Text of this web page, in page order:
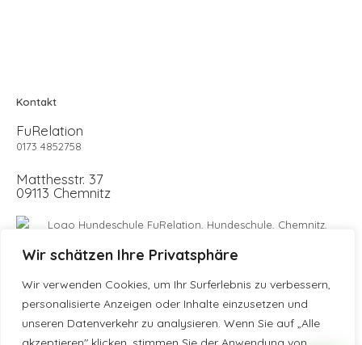
Wir schätzen Ihre Privatsphäre
Wir verwenden Cookies, um Ihr Surferlebnis zu verbessern,
personalisierte Anzeigen oder Inhalte einzusetzen und
unseren Datenverkehr zu analysieren. Wenn Sie auf „Alle
Kontakt
FuRelation
0173 4852758
Matthesstr. 37
09113 Chemnitz
Social Media